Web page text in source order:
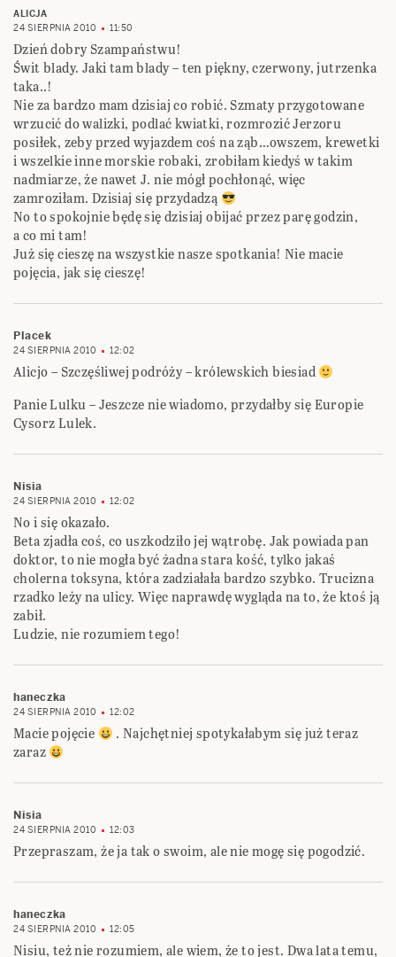
ALICJA
24 SIERPNIA 2010
11:50
Dzień dobry Szampaństwu!
Świt blady. Jaki tam blady – ten piękny, czerwony, jutrzenka
taka..!
Nie za bardzo mam dzisiaj co robić. Szmaty przygotowane
wrzucić do walizki, podlać kwiatki, rozmrozić Jerzoru
posiłek, zeby przed wyjazdem coś na ząb…owszem, krewetki
i wszelkie inne morskie robaki, zrobiłam kiedyś w takim
nadmiarze, że nawet J. nie mógł pochłonąć, więc
zamroziłam. Dzisiaj się przydadzą
No to spokojnie będę się dzisiaj obijać przez parę godzin,
a co mi tam!
Już się cieszę na wszystkie nasze spotkania! Nie macie
pojęcia, jak się cieszę!
Placek
24 SIERPNIA 2010 12:02
Alicjo – Szczęśliwej podróży – królewskich biesiad
Panie Lulku – Jeszcze nie wiadomo, przydałby się Europie
Cysorz Lulek.
Nisia
24 SIERPNIA 2010 12:02
No i się okazało.
Beta zjadła coś, co uszkodziło jej wątrobę. Jak powiada pan
doktor, to nie mogła być żadna stara kość, tylko jakaś
cholerna toksyna, która zadziałała bardzo szybko. Trucizna
rzadko leży na ulicy. Więc naprawdę wygląda na to, że ktoś ją
zabił.
Ludzie, nie rozumiem tego!
haneczka
24 SIERPNIA 2010 12:02
Macie pojęcie
. Najchętniej spotykałabym się już teraz
zaraz
Nisia
24 SIERPNIA 2010 12:03
Przepraszam, że ja tak o swoim, ale nie mogę się pogodzić.
haneczka
24 SIERPNIA 2010 12:05
Nisiu, też nie rozumiem, ale wiem, że to jest. Dwa lata temu,